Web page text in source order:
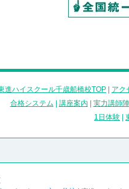
進ハイスクール千歳船橋校TOP アク
合格システム
講座案内 実力講師陣
1日体験